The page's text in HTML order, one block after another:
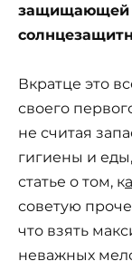
защищающей
Вкратце это
своего
не считая
гигиены и
статье о том, к
советую
что взять
неважных